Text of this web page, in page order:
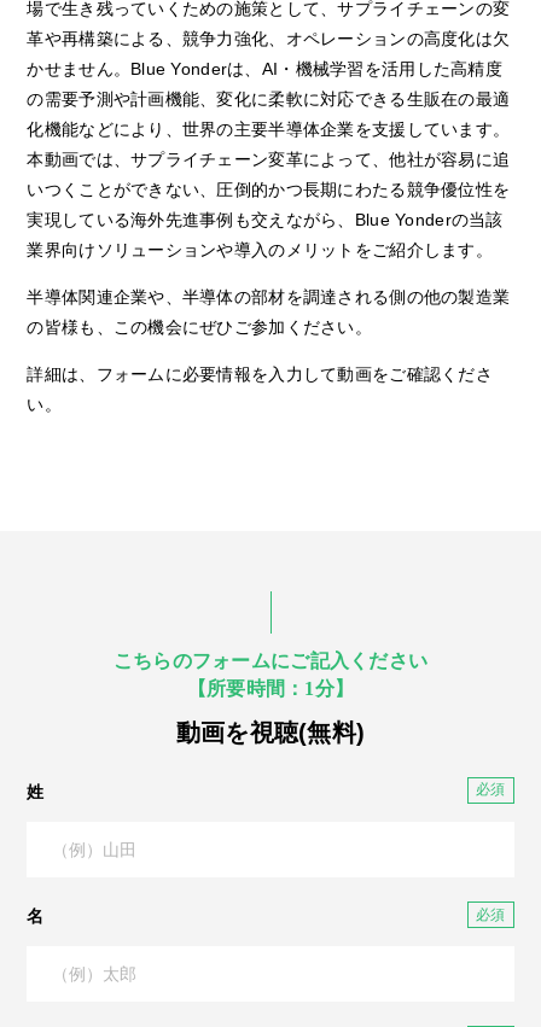
場で生き残っていくための施策として、サプライチェーンの変
革や再構築による、競争力強化、オペレーションの高度化は欠
かせません。Blue Yonderは、AI・機械学習を活用した高精度
の需要予測や計画機能、変化に柔軟に対応できる生販在の最適
化機能などにより、世界の主要半導体企業を支援しています。
本動画では、サプライチェーン変革によって、他社が容易に追
いつくことができない、圧倒的かつ長期にわたる競争優位性を
実現している海外先進事例も交えながら、Blue Yonderの当該
業界向けソリューションや導入のメリットをご紹介します。
半導体関連企業や、半導体の部材を調達される側の他の製造業
の皆様も、この機会にぜひご参加ください。
詳細は、フォームに必要情報を入力して動画をご確認くださ
い。
こちらのフォームにご記入ください
【所要時間：1分】
動画を視聴(無料)
姓
名